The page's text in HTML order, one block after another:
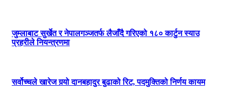
जुम्लाबाट सुर्खेत र नेपालगञ्जतर्फ लैजाँदै गरिएको १८० कार्टुन स्याउ
प्रहरीले नियन्त्रणमा
सर्वोच्चले खारेज गर्‍यो दानबहादुर बुढाको रिट, पदमुक्तिको निर्णय कायम